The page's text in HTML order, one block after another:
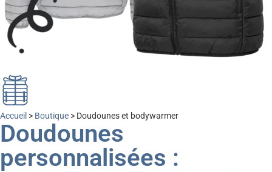
Accueil > Boutique > Doudounes et bodywarmer
Doudounes
personnalisées :